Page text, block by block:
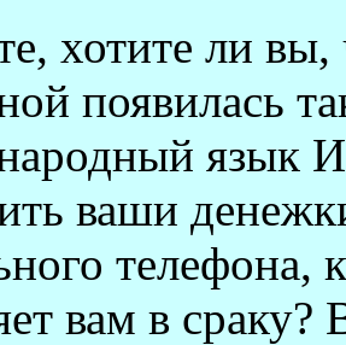
хотите ли
появилась
язык
ваши
телефона,
вам в